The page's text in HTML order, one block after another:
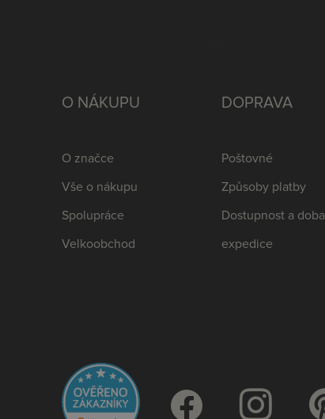
O NÁKUPU
O značce
Vše o nákupu
Spolupráce
Velkoobchod
DOPRAVA
Poštovné
Způsoby platby
Dostupnost a doba
expedice